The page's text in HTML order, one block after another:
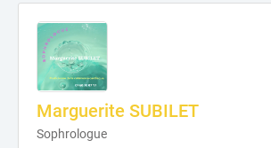
Marguerite SUBILET
Sophrologue